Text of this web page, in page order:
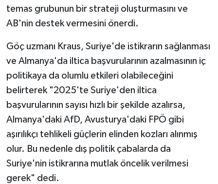
temas grubunun bir strateji oluşturmasını ve
AB'nin destek vermesini önerdi.
Göç uzmanı Kraus, Suriye'de istikrarın sağlanması
ve Almanya'da iltica başvurularının azalmasının iç
politikaya da olumlu etkileri olabileceğini
belirterek "2025'te Suriye'den iltica
başvurularının sayısı hızlı bir şekilde azalırsa,
Almanya'daki AfD, Avusturya'daki FPÖ gibi
aşırılıkçı tehlikeli güçlerin elinden kozları alınmış
olur. Bu nedenle dış politik çabalarda da
Suriye'nin istikrarına mutlak öncelik verilmesi
gerek" dedi.